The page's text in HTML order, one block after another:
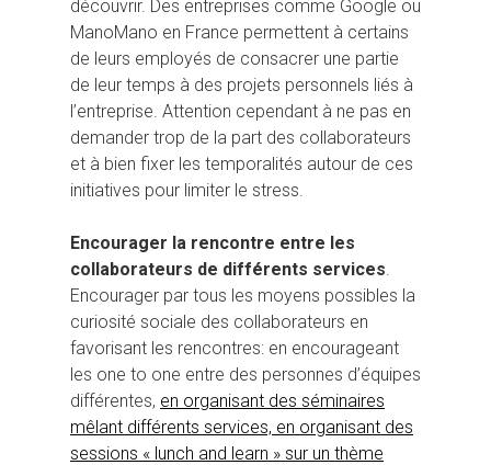
découvrir. Des entreprises comme Google ou
ManoMano en France permettent à certains
de leurs employés de consacrer une partie
de leur temps à des projets personnels liés à
l’entreprise. Attention cependant à ne pas en
demander trop de la part des collaborateurs
et à bien fixer les temporalités autour de ces
initiatives pour limiter le stress.
Encourager la rencontre entre les
collaborateurs de différents services.
Encourager par tous les moyens possibles la
curiosité sociale des collaborateurs en
favorisant les rencontres: en encourageant
les one to one entre des personnes d’équipes
différentes, en organisant des séminaires
mêlant différents services, en organisant des
sessions « lunch and learn » sur un thème